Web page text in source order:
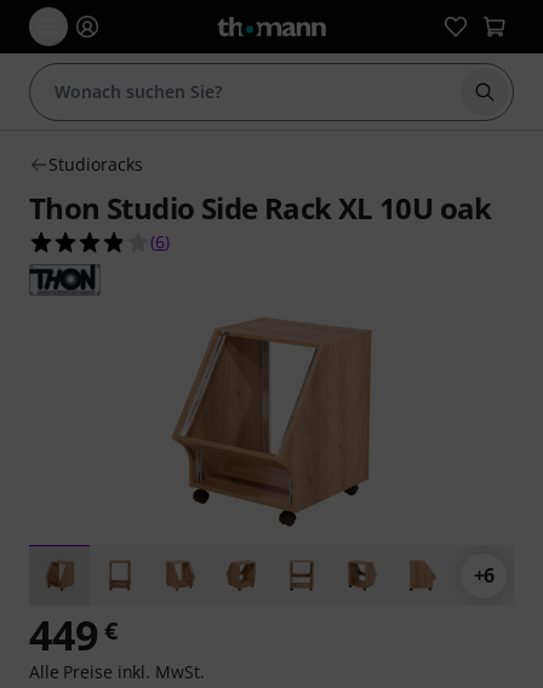
Suche
Studioracks
Thon Studio Side Rack XL 10U oak
3.8 von 5 Sternen aus 6 Kundenbewertungen
(6)
+6
449 €
Alle Preise inkl. MwSt.